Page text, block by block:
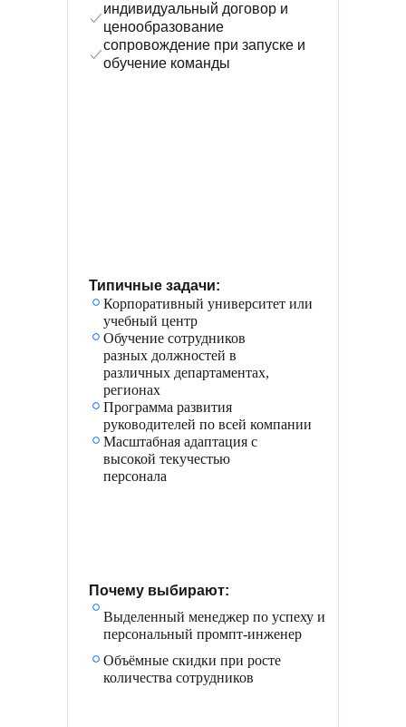
индивидуальный договор и
ценообразование
сопровождение при запуске и
обучение команды
Почему выбирают:
Выделенный менеджер по успеху и
персональный промпт-инженер
Объёмные скидки при росте
количества сотрудников
Типичные задачи:
Корпоративный университет или
учебный центр
Обучение сотрудников
разных должностей в
различных департаментах,
регионах
Программа развития
руководителей по всей компании
Масштабная адаптация с
высокой текучестью
персонала